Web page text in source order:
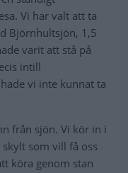
ska ta cyklarna
lite packning i
kan de cykla lagom